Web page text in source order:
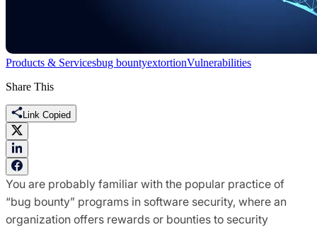
Products & Servicesbug bountyextortionVulnerabilities
Share This
Link Copied
You are probably familiar with the popular practice of
“bug bounty” programs in software security, where an
organization offers rewards or bounties to security